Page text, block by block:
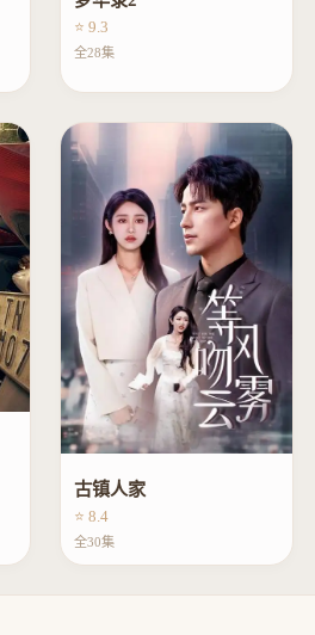
⭐ 9.3
全28集
古镇人家
⭐ 8.4
全30集